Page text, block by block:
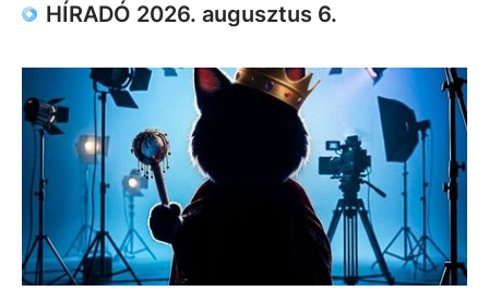
HÍRADÓ 2026. augusztus 6.